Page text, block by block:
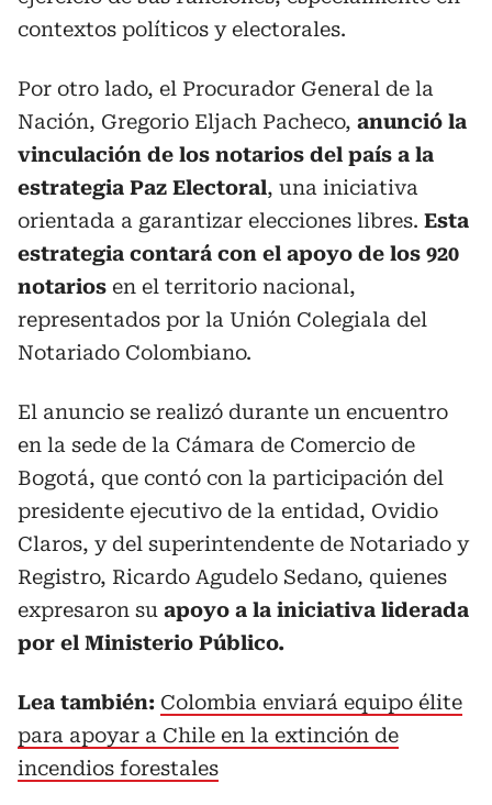
contextos políticos y electorales.
Por otro lado, el Procurador General de la
Nación, Gregorio Eljach Pacheco, anunció la
vinculación de los notarios del país a la
estrategia Paz Electoral, una iniciativa
orientada a garantizar elecciones libres. Esta
estrategia contará con el apoyo de los 920
notarios en el territorio nacional,
representados por la Unión Colegiala del
Notariado Colombiano.
El anuncio se realizó durante un encuentro
en la sede de la Cámara de Comercio de
Bogotá, que contó con la participación del
presidente ejecutivo de la entidad, Ovidio
Claros, y del superintendente de Notariado y
Registro, Ricardo Agudelo Sedano, quienes
expresaron su apoyo a la iniciativa liderada
por el Ministerio Público.
Lea también: Colombia enviará equipo élite
para apoyar a Chile en la extinción de
incendios forestales